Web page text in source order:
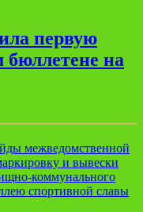
первую
бюллетене на
межведомственной
и вывески
коммунального
спортивной славы